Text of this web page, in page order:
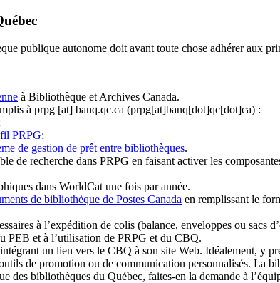
publique autonome doit avant toute chose adhérer aux
à Bibliothèque et Archives Canada.
à prpg [at] banq.qc.ca (prpg[at]banq[dot]qc[dot]ca) :
PRPG;
de gestion de prêt entre bibliothèques.
de recherche dans PRPG en faisant activer les
dans WorldCat une fois par année.
de bibliothèque de Postes Canada en remplissant le
à l’expédition de colis (balance, enveloppes ou sacs
PEB et à l’utilisation de PRPG et du CBQ.
un lien vers le CBQ à son site Web. Idéalement, y
de promotion ou de communication personnalisés. La
des bibliothèques du Québec, faites-en la demande à